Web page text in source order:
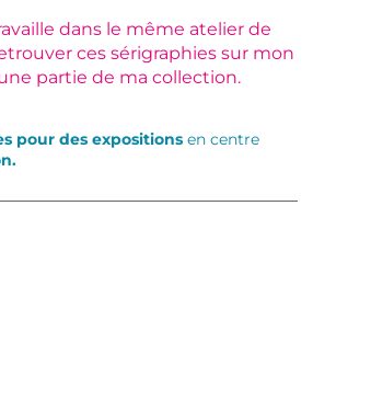
dans le même atelier de
ces sérigraphies sur mon
partie de ma collection.
pour des expositions en centre